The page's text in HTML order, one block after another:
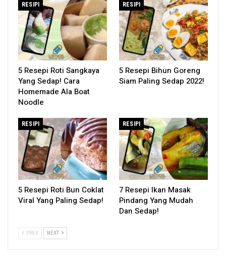
RESIPI
5 Resepi Roti Sangkaya
Yang Sedap! Cara
Homemade Ala Boat
Noodle
RESIPI
5 Resepi Bihun Goreng
Siam Paling Sedap 2022!
RESIPI
5 Resepi Roti Bun Coklat
Viral Yang Paling Sedap!
RESIPI
7 Resepi Ikan Masak
Pindang Yang Mudah
Dan Sedap!
PREV NEXT